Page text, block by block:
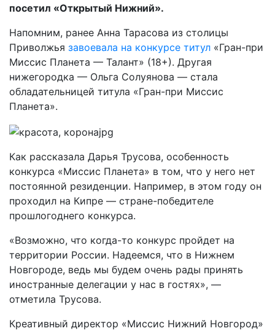
посетил «Открытый Нижний».
Напомним, ранее Анна Тарасова из столицы
Приволжья завоевала на конкурсе титул «Гран-при
Миссис Планета — Талант» (18+). Другая
нижегородка — Ольга Солуянова — стала
обладательницей титула «Гран-при Миссис
Планета».
Как рассказала Дарья Трусова, особенность
конкурса «Миссис Планета» в том, что у него нет
постоянной резиденции. Например, в этом году он
проходил на Кипре — стране-победителе
прошлогоднего конкурса.
«Возможно, что когда-то конкурс пройдет на
территории России. Надеемся, что в Нижнем
Новгороде, ведь мы будем очень рады принять
иностранные делегации у нас в гостях», —
отметила Трусова.
Креативный директор «Миссис Нижний Новгород»